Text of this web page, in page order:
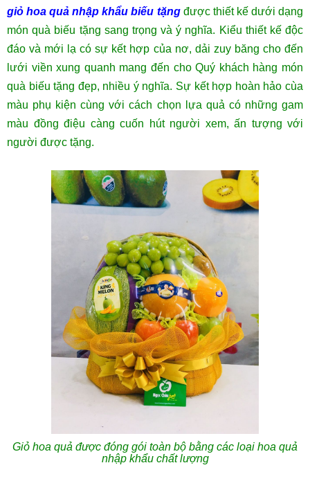
giỏ hoa quả nhập khẩu biếu tặngđược thiết kế dưới dạng
món quà biếu tặng sang trọng và ý nghĩa. Kiểu thiết kế độc
đáo và mới lạ có sự kết hợp của nơ, dải zuy băng cho đến
lưới viền xung quanh mang đến cho Quý khách hàng món
quà biếu tặng đẹp, nhiều ý nghĩa. Sự kết hợp hoàn hảo cùa
màu phụ kiện cùng với cách chọn lựa quả có những gam
màu đồng điệu càng cuốn hút người xem, ấn tượng với
người được tặng.
Giỏ hoa quả được đóng gói toàn bộ bằng các loại hoa quả
nhập khẩu chất lượng